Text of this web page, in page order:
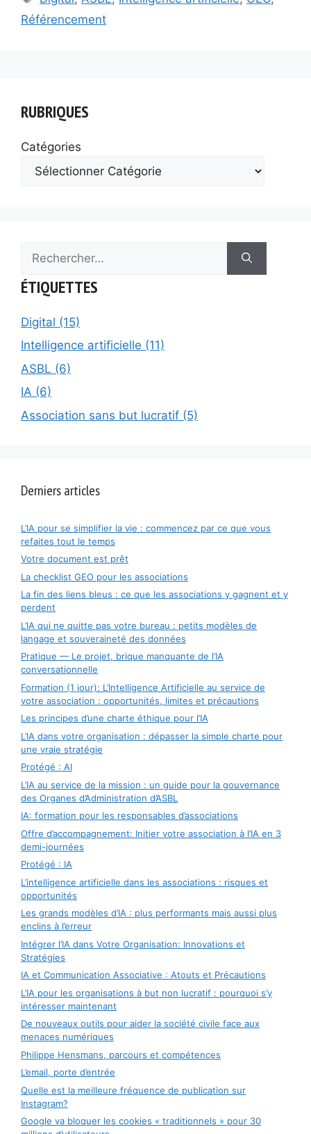
Référencement
RUBRIQUES
Catégories
ÉTIQUETTES
Digital (15)
Intelligence artificielle (11)
ASBL (6)
IA (6)
Association sans but lucratif (5)
Derniers articles
L’IA pour se simplifier la vie : commencez par ce que vous
refaites tout le temps
Votre document est prêt
La checklist GEO pour les associations
La fin des liens bleus : ce que les associations y gagnent et y
perdent
L’IA qui ne quitte pas votre bureau : petits modèles de
langage et souveraineté des données
Pratique — Le projet, brique manquante de l’IA
conversationnelle
Formation (1 jour): L’Intelligence Artificielle au service de
votre association : opportunités, limites et précautions
Les principes d’une charte éthique pour l’IA
L’IA dans votre organisation : dépasser la simple charte pour
une vraie stratégie
Protégé : AI
L’IA au service de la mission : un guide pour la gouvernance
des Organes d’Administration d’ASBL
IA: formation pour les responsables d’associations
Offre d’accompagnement: Initier votre association à l’IA en 3
demi-journées
Protégé : IA
L’intelligence artificielle dans les associations : risques et
opportunités
Les grands modèles d’IA : plus performants mais aussi plus
enclins à l’erreur
Intégrer l’IA dans Votre Organisation: Innovations et
Stratégies
IA et Communication Associative : Atouts et Précautions
L’IA pour les organisations à but non lucratif : pourquoi s’y
intéresser maintenant
De nouveaux outils pour aider la société civile face aux
menaces numériques
Philippe Hensmans, parcours et compétences
L’email, porte d’entrée
Quelle est la meilleure fréquence de publication sur
Instagram?
Google va bloquer les cookies « traditionnels » pour 30